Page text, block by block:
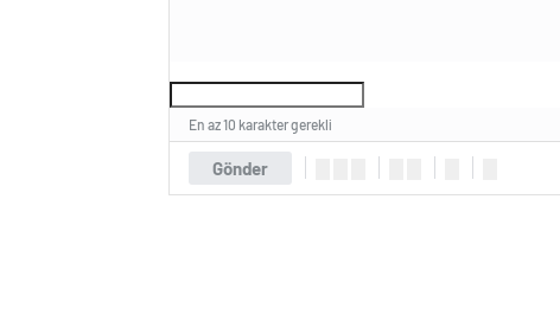
Gönder
En az 10 karakter gerekli